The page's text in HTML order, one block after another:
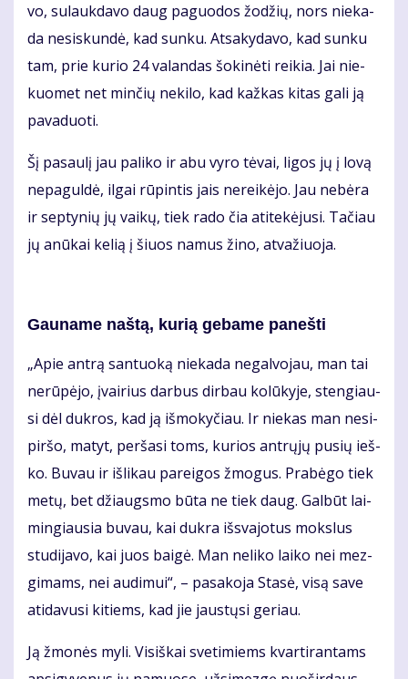
vo, su­lauk­da­vo daug pa­guo­dos žo­džių, nors nie­ka­
da ne­si­skun­dė, kad sun­ku. At­sa­ky­da­vo, kad sun­ku
tam, prie ku­rio 24 va­lan­das šo­ki­nė­ti rei­kia. Jai nie­
kuo­met net min­čių ne­ki­lo, kad kaž­kas ki­tas ga­li ją
pa­va­duo­ti.
Šį pa­sau­lį jau pa­li­ko ir abu vy­ro tė­vai, li­gos jų į lo­vą
ne­pa­gul­dė, il­gai rū­pin­tis jais ne­rei­kė­jo. Jau ne­bė­ra
ir sep­ty­nių jų vai­kų, tiek ra­do čia ati­te­kė­ju­si. Ta­čiau
jų anū­kai ke­lią į šiuos na­mus ži­no, at­va­žiuo­ja.
Gau­na­me naš­tą, ku­rią ge­ba­me pa­neš­ti
„Apie an­trą san­tuo­ką nie­ka­da ne­gal­vo­jau, man tai
ne­rū­pė­jo, įvai­rius dar­bus dir­bau ko­lū­ky­je, sten­giau­
si dėl duk­ros, kad ją iš­mo­ky­čiau. Ir nie­kas man ne­si­
pir­šo, ma­tyt, per­ša­si toms, ku­rios ant­rų­jų pu­sių ieš­
ko. Bu­vau ir iš­li­kau pa­rei­gos žmo­gus. Pra­bė­go tiek
me­tų, bet džiaugs­mo bū­ta ne tiek daug. Gal­būt lai­
min­giau­sia bu­vau, kai duk­ra iš­sva­jo­tus moks­lus
stu­di­ja­vo, kai juos bai­gė. Man ne­li­ko lai­ko nei mez­
gi­mams, nei au­di­mui“, – pa­sa­ko­ja Sta­sė, vi­są sa­ve
ati­da­vu­si ki­tiems, kad jie jaus­tų­si ge­riau.
Ją žmo­nės my­li. Vi­siš­kai sve­ti­miems kvar­ti­ran­tams